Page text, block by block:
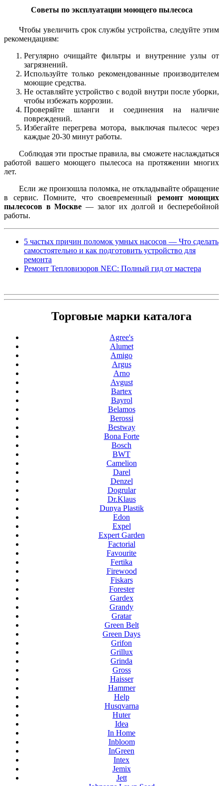
Советы по эксплуатации моющего пылесоса
Чтобы увеличить срок службы устройства, следуйте этим
рекомендациям:
Регулярно очищайте фильтры и внутренние узлы от
загрязнений.
Используйте только рекомендованные производителем
моющие средства.
Не оставляйте устройство с водой внутри после уборки,
чтобы избежать коррозии.
Проверяйте шланги и соединения на наличие
повреждений.
Избегайте перегрева мотора, выключая пылесос через
каждые 20-30 минут работы.
Соблюдая эти простые правила, вы сможете наслаждаться
работой вашего моющего пылесоса на протяжении многих
лет.
Если же произошла поломка, не откладывайте обращение
в сервис. Помните, что своевременный ремонт моющих
пылесосов в Москве — залог их долгой и бесперебойной
работы.
5 частых причин поломок умных насосов — Что сделать
самостоятельно и как подготовить устройство для
ремонта
Ремонт Тепловизоров NEC: Полный гид от мастера
Торговые марки каталога
Agree's
Alumet
Amigo
Argus
Arno
Avgust
Bartex
Bayrol
Belamos
Berossi
Bestway
Bona Forte
Bosch
BWT
Camelion
Darel
Denzel
Dogrular
Dr.Klaus
Dunya Plastik
Edon
Expel
Expert Garden
Factorial
Favourite
Fertika
Firewood
Fiskars
Forester
Gardex
Grandy
Gratar
Green Belt
Green Days
Grifon
Grillux
Grinda
Gross
Haisser
Hammer
Help
Husqvarna
Huter
Idea
In Home
Inbloom
InGreen
Intex
Jemix
Jett